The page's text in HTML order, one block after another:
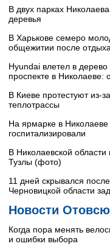
В двух парках
деревья
В Харькове семеро
общежитии после
Hyundai влетел в
проспекте в Николаеве:
В Киеве протестуют из-
теплотрассы
На ярмарке в
госпитализировали
В Николаевской
Тузлы (фото)
11 дней скрывался
Черновицкой области
Новости
Когда пора менять
и ошибки выбора